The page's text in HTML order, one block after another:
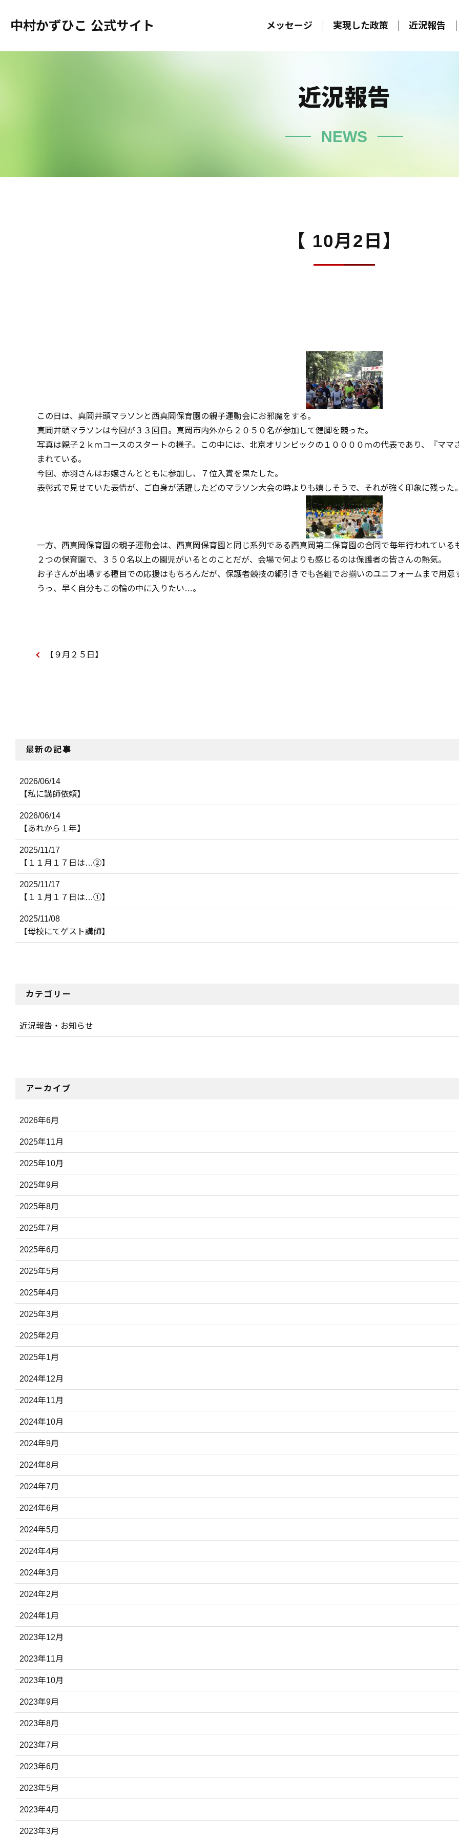
中村かずひこ 公式サイト メッセージ 実現した政策 近況報告
近況報告
NEWS
【 10月2日】
この日は、真岡井頭マラソンと西真岡保育園の親子運動会にお邪魔をする。
真岡井頭マラソンは今回が３３回目。真岡市内外から２０５０名が参加して健脚を競った。
写真は親子２ｋｍコースのスタートの様子。この中には、北京オリンピックの１００００ｍの代表であり、『マ
まれている。
今回、赤羽さんはお嬢さんとともに参加し、７位入賞を果たした。
表彰式で見せていた表情が、ご自身が活躍したどのマラソン大会の時よりも嬉しそうで、それが強く印象に残った。
一方、西真岡保育園の親子運動会は、西真岡保育園と同じ系列である西真岡第二保育園の合同で毎年行われている
２つの保育園で、３５０名以上の園児がいるとのことだが、会場で何よりも感じるのは保護者の皆さんの熱気。
お子さんが出場する種目での応援はもちろんだが、保護者競技の綱引きでも各組でお揃いのユニフォームまで用意
うっ、早く自分もこの輪の中に入りたい…。
【９月２５日】
最新の記事
2026/06/14
【私に講師依頼】
2026/06/14
【あれから１年】
2025/11/17
【１１月１７日は…②】
2025/11/17
【１１月１７日は…①】
2025/11/08
【母校にてゲスト講師】
カテゴリー
近況報告・お知らせ
アーカイブ
2026年6月
2025年11月
2025年10月
2025年9月
2025年8月
2025年7月
2025年6月
2025年5月
2025年4月
2025年3月
2025年2月
2025年1月
2024年12月
2024年11月
2024年10月
2024年9月
2024年8月
2024年7月
2024年6月
2024年5月
2024年4月
2024年3月
2024年2月
2024年1月
2023年12月
2023年11月
2023年10月
2023年9月
2023年8月
2023年7月
2023年6月
2023年5月
2023年4月
2023年3月